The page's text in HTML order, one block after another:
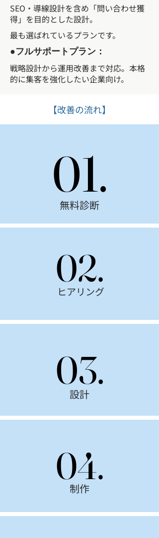
SEO・導線設計を含め「問い合わせ獲
得」を目的とした設計。
最も選ばれているプランです。
●フルサポートプラン：
戦略設計から運用改善まで対応。本格
的に集客を強化したい企業向け。
01.
01.
無料診断
02.
02.
ヒアリング
03.
03.
設計
04.
04.
制作
【改善の流れ】